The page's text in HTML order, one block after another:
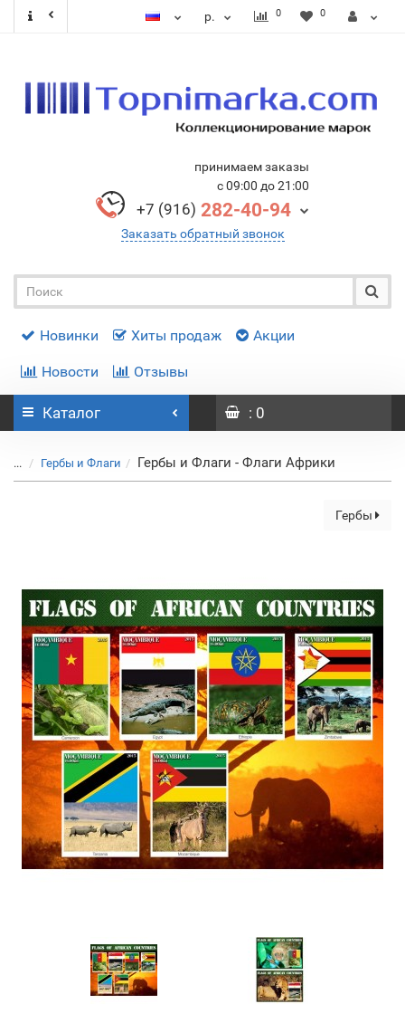
р. 0 0
принимаем заказы
с 09:00 до 21:00
+7 (916) 282-40-94
Заказать обратный звонок
Новинки Хиты продаж Акции
Новости Отзывы
Каталог : 0
... Гербы и Флаги Гербы и Флаги - Флаги Африки
Гербы